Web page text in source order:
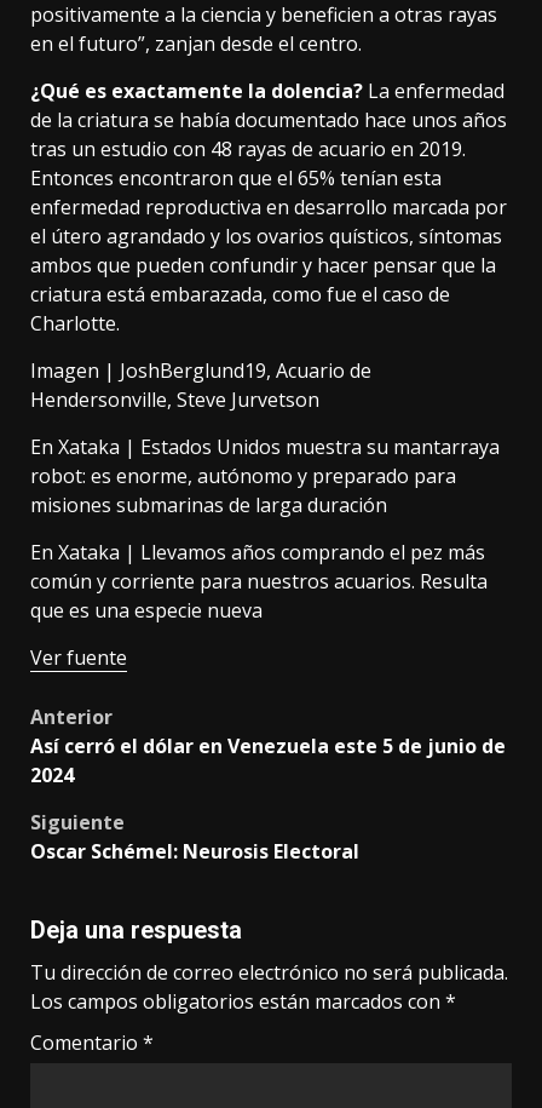
positivamente a la ciencia y beneficien a otras rayas
en el futuro”, zanjan desde el centro.
¿Qué es exactamente la dolencia? La enfermedad
de la criatura se había documentado hace unos años
tras un estudio con 48 rayas de acuario en 2019.
Entonces encontraron que el 65% tenían esta
enfermedad reproductiva en desarrollo marcada por
el útero agrandado y los ovarios quísticos, síntomas
ambos que pueden confundir y hacer pensar que la
criatura está embarazada, como fue el caso de
Charlotte.
Imagen | JoshBerglund19, Acuario de
Hendersonville, Steve Jurvetson
En Xataka | Estados Unidos muestra su mantarraya
robot: es enorme, autónomo y preparado para
misiones submarinas de larga duración
En Xataka | Llevamos años comprando el pez más
común y corriente para nuestros acuarios. Resulta
que es una especie nueva
Ver fuente
Post
navigation
Anterior
Así cerró el dólar en Venezuela este 5 de junio de
2024
Siguiente
Oscar Schémel: Neurosis Electoral
Deja una respuesta
Tu dirección de correo electrónico no será publicada.
Los campos obligatorios están marcados con *
Comentario *